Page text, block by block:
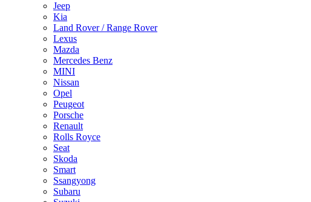
Jeep
Kia
Land Rover / Range Rover
Lexus
Mazda
Mercedes Benz
MINI
Nissan
Opel
Peugeot
Porsche
Renault
Rolls Royce
Seat
Skoda
Smart
Ssangyong
Subaru